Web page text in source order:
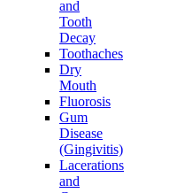
and
Tooth
Decay
Toothaches
Dry
Mouth
Fluorosis
Gum
Disease
(Gingivitis)
Lacerations
and